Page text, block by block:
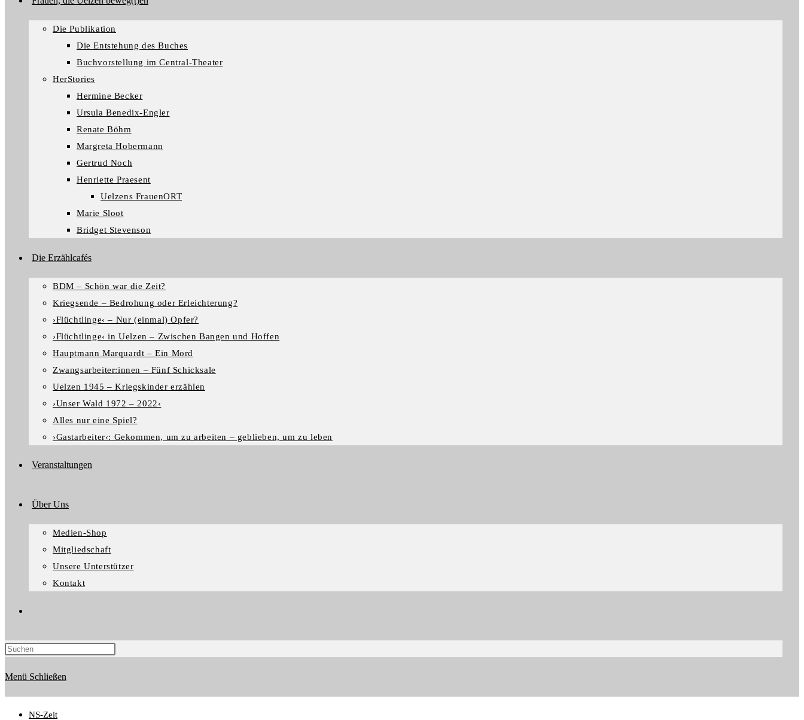
Die Publikation
Die Entstehung des Buches
Buchvorstellung im Central-Theater
HerStories
Hermine Becker
Ursula Benedix-Engler
Renate Böhm
Margreta Hobermann
Gertrud Noch
Henriette Praesent
Uelzens FrauenORT
Marie Sloot
Bridget Stevenson
Die Erzählcafés
BDM – Schön war die Zeit?
Kriegsende – Bedrohung oder Erleichterung?
›Flüchtlinge‹ – Nur (einmal) Opfer?
›Flüchtlinge‹ in Uelzen – Zwischen Bangen und Hoffen
Hauptmann Marquardt – Ein Mord
Zwangsarbeiter:innen – Fünf Schicksale
Uelzen 1945 – Kriegskinder erzählen
›Unser Wald 1972 – 2022‹
Alles nur eine Spiel?
›Gastarbeiter‹: Gekommen, um zu arbeiten – geblieben, um zu leben
Veranstaltungen
Über Uns
Medien-Shop
Mitgliedschaft
Unsere Unterstützer
Kontakt
Suche
Menü Schließen
NS-Zeit